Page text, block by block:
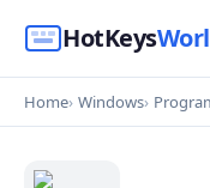
HotKeys
Home Windows